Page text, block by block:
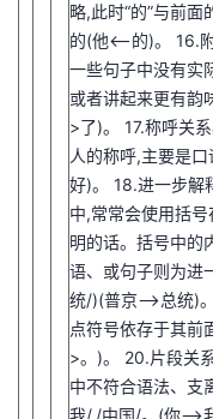
略,此时“的”与前
的(他<–的)。 16.
一些句子中没有实
或者讲起来更有韵
>了)。 17.称呼关
人的称呼,主要是
好)。 18.进一步
中,常常会使用括
明的话。括号中的
语、或句子则为进
统/)(普京–>总统)
点符号依存于其前
>。)。 20.片段关
中不符合语法、支